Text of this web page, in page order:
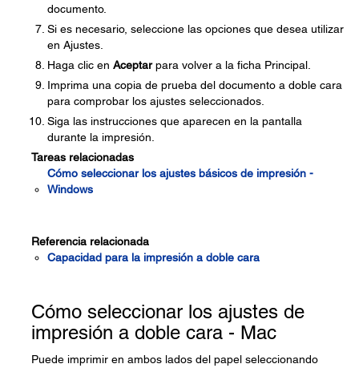
documento.
Si es necesario, seleccione las opciones que desea utilizar
en Ajustes.
Haga clic en Aceptarpara volver a la ficha Principal.
Imprima una copia de prueba del documento a doble cara
para comprobar los ajustes seleccionados.
Siga las instrucciones que aparecen en la pantalla
durante la impresión.
Tareas relacionadas
Cómo seleccionar los ajustes básicos de impresión -
Windows
Referencia relacionada
Capacidad para la impresión a doble cara
Cómo seleccionar los ajustes de
impresión a doble cara - Mac
Puede imprimir en ambos lados del papel seleccionando